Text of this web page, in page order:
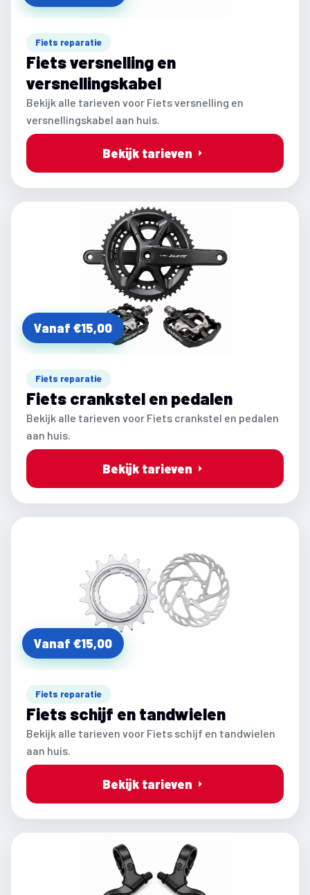
Fiets reparatie
Fiets versnelling en
versnellingskabel
Bekijk alle tarieven voor Fiets versnelling en
versnellingskabel aan huis.
Bekijk tarieven
Vanaf €15,00
Fiets reparatie
Fiets crankstel en pedalen
Bekijk alle tarieven voor Fiets crankstel en pedalen
aan huis.
Bekijk tarieven
Vanaf €15,00
Fiets reparatie
Fiets schijf en tandwielen
Bekijk alle tarieven voor Fiets schijf en tandwielen
aan huis.
Bekijk tarieven